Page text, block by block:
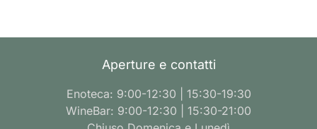
Aperture e contatti
Enoteca: 9:00-12:30 | 15:30-19:30
WineBar: 9:00-12:30 | 15:30-21:00